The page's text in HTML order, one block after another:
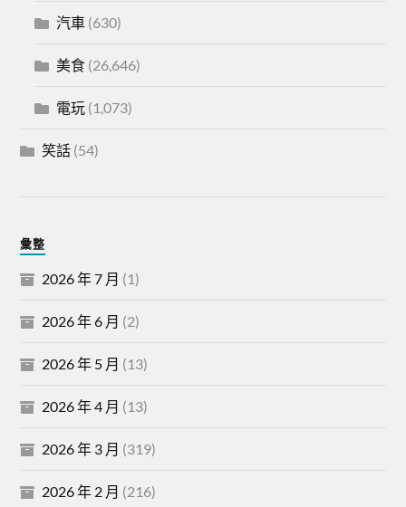
汽車 (630)
美食 (26,646)
電玩 (1,073)
笑話 (54)
彙整
2026 年 7 月 (1)
2026 年 6 月 (2)
2026 年 5 月 (13)
2026 年 4 月 (13)
2026 年 3 月 (319)
2026 年 2 月 (216)